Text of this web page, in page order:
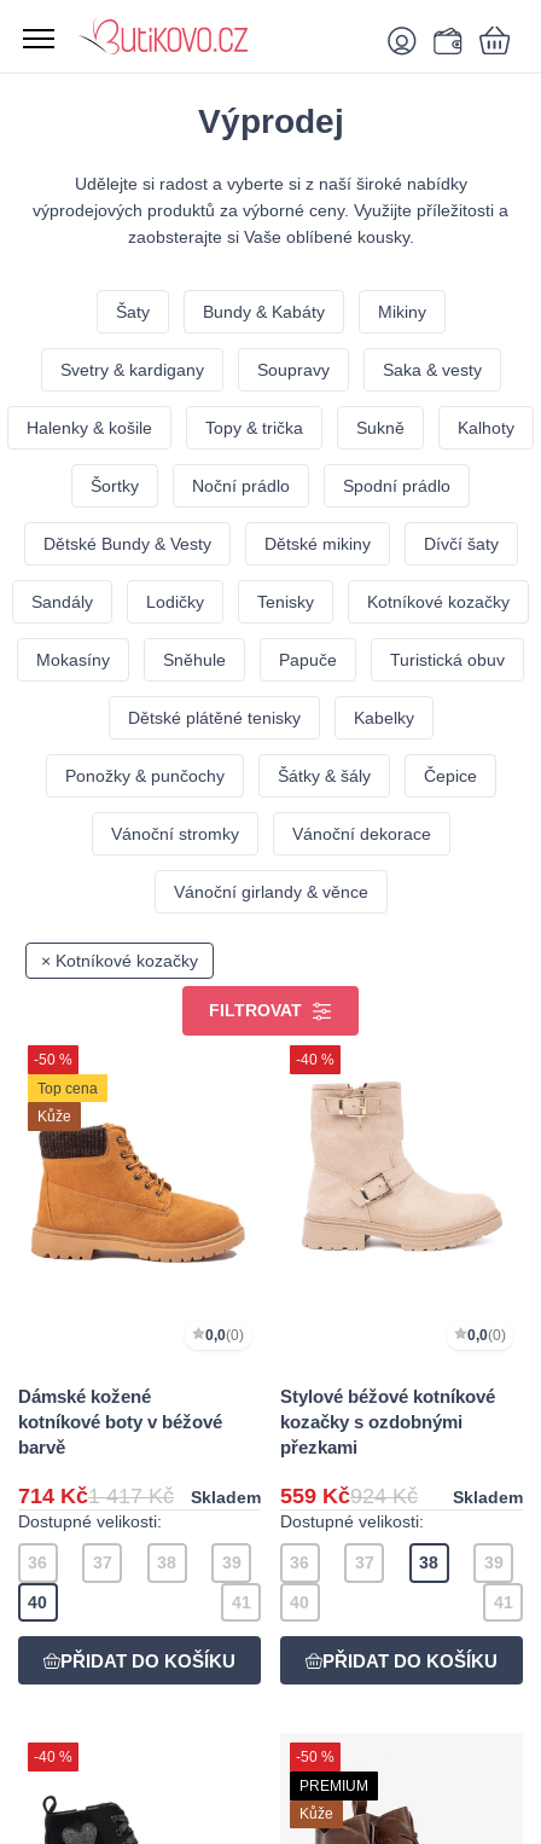
Výprodej
Udělejte si radost a vyberte si z naší široké nabídky
výprodejových produktů za výborné ceny. Využijte příležitosti a
zaobsterajte si Vaše oblíbené kousky.
Šaty Bundy & Kabáty Mikiny
Svetry & kardigany Soupravy Saka & vesty
Halenky & košile Topy & trička Sukně Kalhoty
Šortky Noční prádlo Spodní prádlo
Dětské Bundy & Vesty Dětské mikiny Dívčí šaty
Sandály Lodičky Tenisky Kotníkové kozačky
Mokasíny Sněhule Papuče Turistická obuv
Dětské plátěné tenisky Kabelky
Ponožky & punčochy Šátky & šály Čepice
Vánoční stromky Vánoční dekorace
Vánoční girlandy & věnce
× Kotníkové kozačky
FILTROVAT
-50 %
Top cena
Kůže
0,0(0)
Dámské kožené
kotníkové boty v béžové
barvě
714 Kč1 417 Kč
Skladem
Dostupné velikosti:
36 37 38 39
40 41
-40 %
0,0(0)
Stylové béžové kotníkové
kozačky s ozdobnými
přezkami
559 Kč924 Kč
Skladem
Dostupné velikosti:
36 37 38 39
40 41
-40 %
-50 %
PREMIUM
Kůže